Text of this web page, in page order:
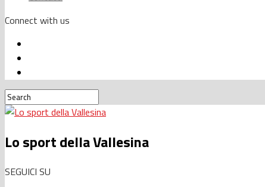
Connect with us
Lo sport della Vallesina
SEGUICI SU